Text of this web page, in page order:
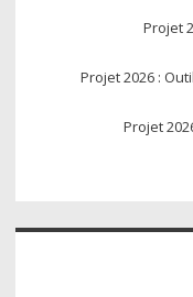
Projet
Projet 2026 :
Projet